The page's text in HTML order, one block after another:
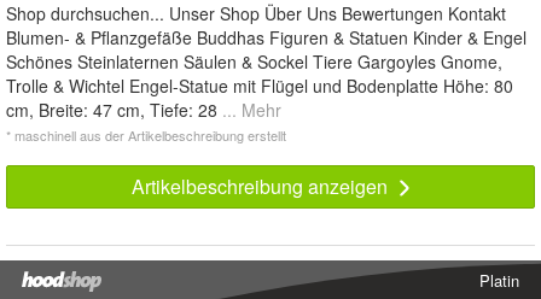
Shop durchsuchen... Unser Shop Über Uns Bewertungen Kontakt
Blumen- & Pflanzgefäße Buddhas Figuren & Statuen Kinder & Engel
Schönes Steinlaternen Säulen & Sockel Tiere Gargoyles Gnome,
Trolle & Wichtel Engel-Statue mit Flügel und Bodenplatte Höhe: 80
cm, Breite: 47 cm, Tiefe: 28 ... Mehr
* maschinell aus der Artikelbeschreibung erstellt
Artikelbeschreibung anzeigen
Platin